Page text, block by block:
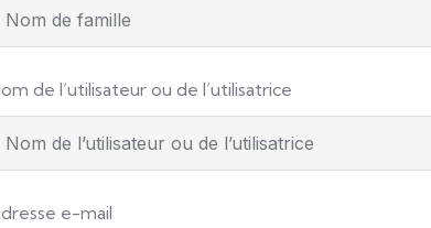
de l’utilisateur ou de l’utilisatrice
e-mail